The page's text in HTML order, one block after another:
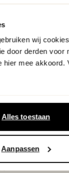
wij
door derden voor
mee akkoord.
Alles toestaan
Aanpassen
We
woon-,